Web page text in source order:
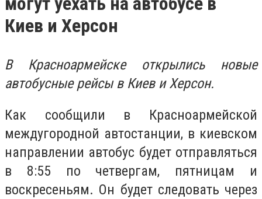
Киев и Херсон
В Красноармейске открылись новые
автобусные рейсы в Киев и Херсон.
Как сообщили в Красноармейской
междугородной автостанции, в киевском
направлении автобус будет отправляться
в 8:55 по четвергам, пятницам и
воскресеньям. Он будет следовать через